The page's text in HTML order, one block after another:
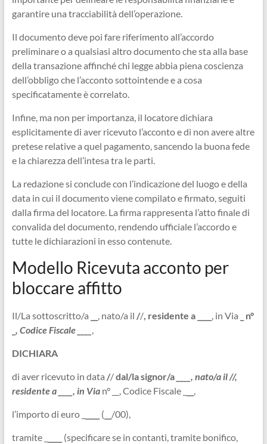
garantire una tracciabilità dell’operazione.
Il documento deve poi fare riferimento all’accordo
preliminare o a qualsiasi altro documento che sta alla base
della transazione affinché chi legge abbia piena coscienza
dell’obbligo che l’acconto sottointende e a cosa
specificatamente è correlato.
Infine, ma non per importanza, il locatore dichiara
esplicitamente di aver ricevuto l’acconto e di non avere altre
pretese relative a quel pagamento, sancendo la buona fede
e la chiarezza dell’intesa tra le parti.
La redazione si conclude con l’indicazione del luogo e della
data in cui il documento viene compilato e firmato, seguiti
dalla firma del locatore. La firma rappresenta l’atto finale di
convalida del documento, rendendo ufficiale l’accordo e
tutte le dichiarazioni in esso contenute.
Modello Ricevuta acconto per
bloccare affitto
Il/La sottoscritto/a , nato/a il //, residente a , in Via
_ n°
, Codice Fiscale ,
DICHIARA
di aver ricevuto in data //dal/la signor/a , nato/a il//,
residente a
, in Via n° __, Codice Fiscale _ ,
l’importo di euro _ ( /00),
tramite _
(specificare se in contanti, tramite bonifico,